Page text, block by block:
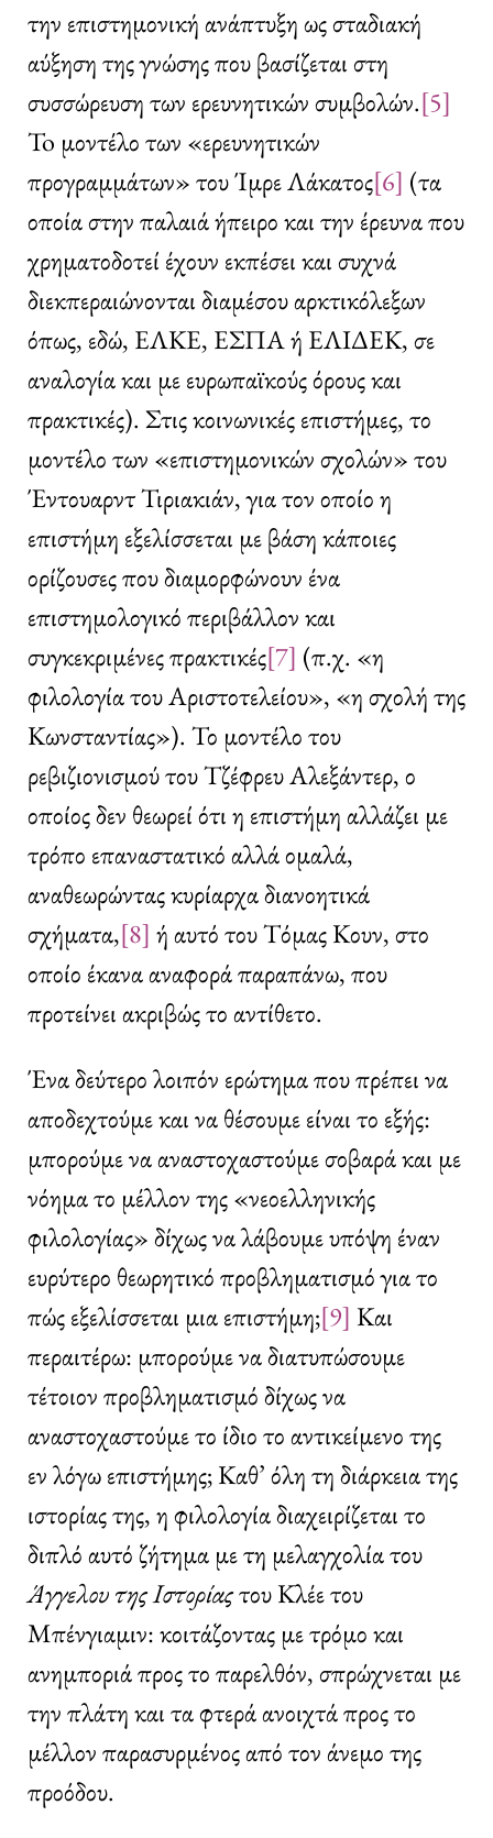
την επιστημονική ανάπτυξη ως σταδιακή
αύξηση της γνώσης που βασίζεται στη
συσσώρευση των ερευνητικών συμβολών.[5]
To μοντέλο των «ερευνητικών
προγραμμάτων» του Ίμρε Λάκατος[6] (τα
οποία στην παλαιά ήπειρο και την έρευνα που
χρηματοδοτεί έχουν εκπέσει και συχνά
διεκπεραιώνονται διαμέσου αρκτικόλεξων
όπως, εδώ, ΕΛΚΕ, ΕΣΠΑ ή ΕΛΙΔΕΚ, σε
αναλογία και με ευρωπαϊκούς όρους και
πρακτικές). Στις κοινωνικές επιστήμες, το
μοντέλο των «επιστημονικών σχολών» του
Έντουαρντ Τιριακιάν, για τον οποίο η
επιστήμη εξελίσσεται με βάση κάποιες
ορίζουσες που διαμορφώνουν ένα
επιστημολογικό περιβάλλον και
συγκεκριμένες πρακτικές[7] (π.χ. «η
φιλολογία του Αριστοτελείου», «η σχολή της
Κωνσταντίας»). Το μοντέλο του
ρεβιζιονισμού του Τζέφρευ Αλεξάντερ, ο
οποίος δεν θεωρεί ότι η επιστήμη αλλάζει με
τρόπο επαναστατικό αλλά ομαλά,
αναθεωρώντας κυρίαρχα διανοητικά
σχήματα,[8] ή αυτό του Τόμας Κουν, στο
οποίο έκανα αναφορά παραπάνω, που
προτείνει ακριβώς το αντίθετο.
Ένα δεύτερο λοιπόν ερώτημα που πρέπει να
αποδεχτούμε και να θέσουμε είναι το εξής:
μπορούμε να αναστοχαστούμε σοβαρά και με
νόημα το μέλλον της «νεοελληνικής
φιλολογίας» δίχως να λάβουμε υπόψη έναν
ευρύτερο θεωρητικό προβληματισμό για το
πώς εξελίσσεται μια επιστήμη;[9] Και
περαιτέρω: μπορούμε να διατυπώσουμε
τέτοιον προβληματισμό δίχως να
αναστοχαστούμε το ίδιο το αντικείμενο της
εν λόγω επιστήμης; Καθ’ όλη τη διάρκεια της
ιστορίας της, η φιλολογία διαχειρίζεται το
διπλό αυτό ζήτημα με τη μελαγχολία του
Άγγελου της Ιστορίαςτου Κλέε του
Μπένγιαμιν: κοιτάζοντας με τρόμο και
ανημποριά προς το παρελθόν, σπρώχνεται με
την πλάτη και τα φτερά ανοιχτά προς το
μέλλον παρασυρμένος από τον άνεμο της
προόδου.